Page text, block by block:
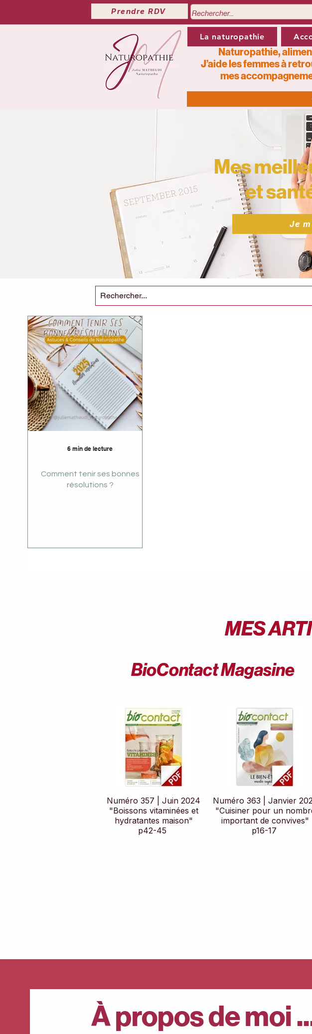
Prendre RDV
La naturopathie
Naturopathie,
J’aide les femmes à
mes
Mes
et
Je
Comment tenir ses bonnes
résolutions ?
6 min de lecture
MES
BioContact Magasine
Numéro 357 | Juin 2024
"Boissons vitaminées et
hydratantes maison"
p42-45
Numéro 363 | Janvier
"Cuisiner pour un
important de convives"
p16-17
À propos de moi